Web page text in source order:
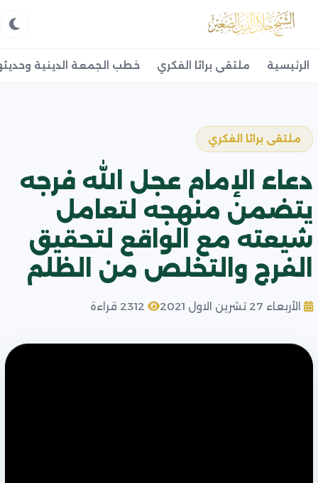
الرئيسية ملتقى براثا الفكري خطب الجمعة الدينية
ملتقى براثا الفكري
دعاء الإمام عجل الله فرجه
يتضمن منهجه لتعامل
شيعته مع الواقع لتحقيق
الفرج والتخلص من الظلم
الأربعاء 27 تشرين الاول 2021